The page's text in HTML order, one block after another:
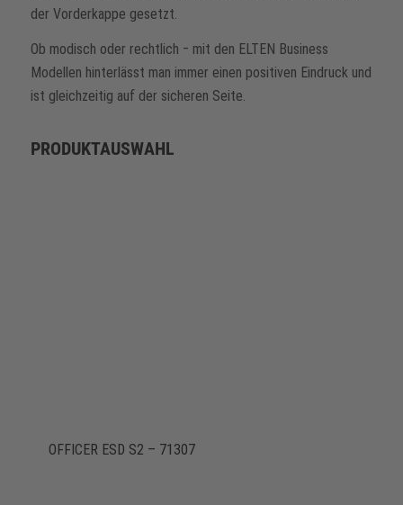
der Vorderkappe gesetzt.
Ob modisch oder rechtlich ‒ mit den ELTEN Business
Modellen hinterlässt man immer einen positiven Eindruck und
ist gleichzeitig auf der sicheren Seite.
PRODUKTAUSWAHL
OFFICER ESD S2 – 71307